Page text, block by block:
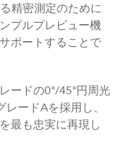
精密測定のために
プルプレビュー機
ポートすることで
ードの0°/45°円周光
ードAを採用し、
最も忠実に再現し